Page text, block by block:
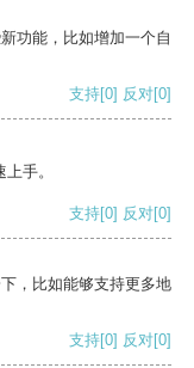
功能，比如增加一个自
支持[0] 反对[0]
手。
支持[0] 反对[0]
，比如能够支持更多地
支持[0] 反对[0]